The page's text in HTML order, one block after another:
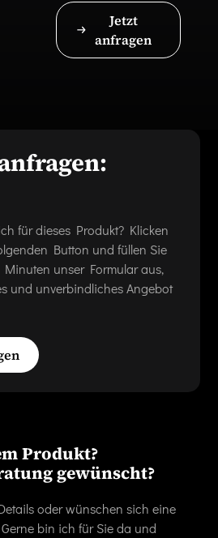
Jetzt
anfragen
für dieses Produkt? Klicken
Button und füllen Sie
unser Formular aus,
und unverbindliches Angebot
Produkt?
gewünscht?
oder wünschen sich eine
bin ich für Sie da und